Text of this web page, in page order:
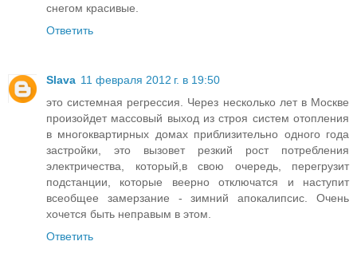
снегом красивые.
Ответить
Slava 11 февраля 2012 г. в 19:50
это системная регрессия. Через несколько лет в Москве
произойдет массовый выход из строя систем отопления
в многоквартирных домах приблизительно одного года
застройки, это вызовет резкий рост потребления
электричества, который,в свою очередь, перегрузит
подстанции, которые веерно отключатся и наступит
всеобщее замерзание - зимний апокалипсис. Очень
хочется быть неправым в этом.
Ответить